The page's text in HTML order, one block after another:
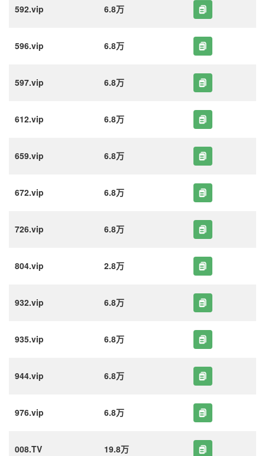
592.vip 6.8万
596.vip 6.8万
597.vip 6.8万
612.vip 6.8万
659.vip 6.8万
672.vip 6.8万
726.vip 6.8万
804.vip 2.8万
932.vip 6.8万
935.vip 6.8万
944.vip 6.8万
976.vip 6.8万
008.TV 19.8万